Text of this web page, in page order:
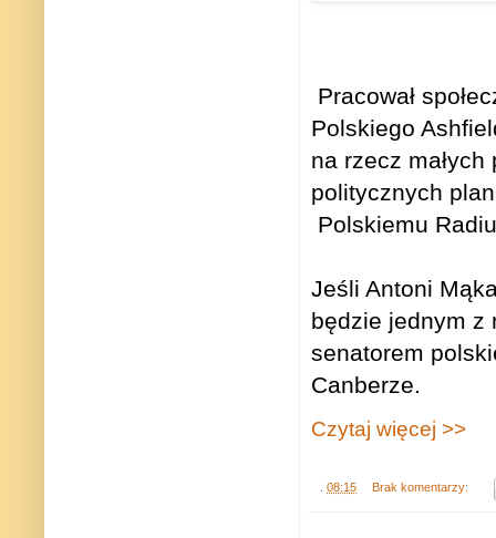
Pracował
Polskiego
na rzecz
politycznych
Polskiemu
Jeśli Antoni
będzie jednym z
senatorem
Canberze.
Czytaj więcej >>
08:15 Brak komentarzy: